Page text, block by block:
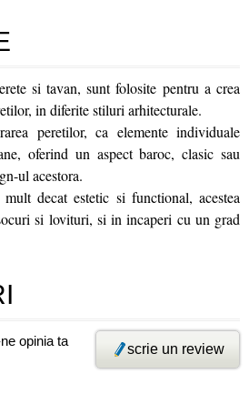
si tavan, sunt folosite pentru a crea
in diferite stiluri arhitecturale.
peretilor, ca elemente individuale
oferind un aspect baroc, clasic sau
ul acestora.
decat estetic si functional, acestea
si lovituri, si in incaperi cu un grad
opinia ta
scrie un review